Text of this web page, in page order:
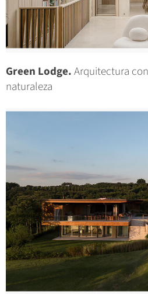
Green Lodge.Arquitectura
naturaleza